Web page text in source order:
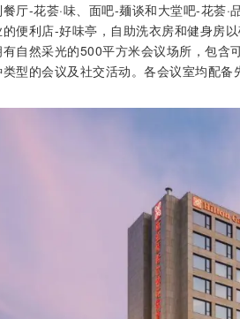
厅-花荟·味、面吧-麺谈和大堂吧-花荟
便利店-好味亭，自助洗衣房和健身房以
自然采光的500平方米会议场所，包含
型的会议及社交活动。各会议室均配备